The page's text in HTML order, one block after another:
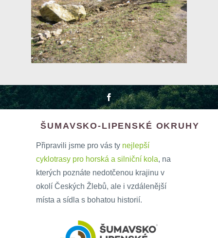
ŠUMAVSKO-LIPENSKÉ OKRUHY
Připravili jsme pro vás ty nejlepší
cyklotrasy pro horská a silniční kola, na
kterých poznáte nedotčenou krajinu v
okolí Českých Žlebů, ale i vzdálenější
místa a sídla s bohatou historií.